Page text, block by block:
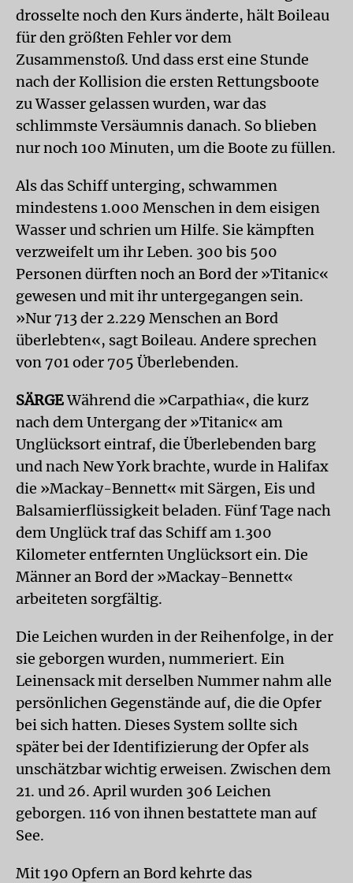
drosselte noch den Kurs änderte, hält Boileau
für den größten Fehler vor dem
Zusammenstoß. Und dass erst eine Stunde
nach der Kollision die ersten Rettungsboote
zu Wasser gelassen wurden, war das
schlimmste Versäumnis danach. So blieben
nur noch 100 Minuten, um die Boote zu füllen.
Als das Schiff unterging, schwammen
mindestens 1.000 Menschen in dem eisigen
Wasser und schrien um Hilfe. Sie kämpften
verzweifelt um ihr Leben. 300 bis 500
Personen dürften noch an Bord der »Titanic«
gewesen und mit ihr untergegangen sein.
»Nur 713 der 2.229 Menschen an Bord
überlebten«, sagt Boileau. Andere sprechen
von 701 oder 705 Überlebenden.
SÄRGEWährend die »Carpathia«, die kurz
nach dem Untergang der »Titanic« am
Unglücksort eintraf, die Überlebenden barg
und nach New York brachte, wurde in Halifax
die »Mackay-Bennett« mit Särgen, Eis und
Balsamierflüssigkeit beladen. Fünf Tage nach
dem Unglück traf das Schiff am 1.300
Kilometer entfernten Unglücksort ein. Die
Männer an Bord der »Mackay-Bennett«
arbeiteten sorgfältig.
Die Leichen wurden in der Reihenfolge, in der
sie geborgen wurden, nummeriert. Ein
Leinensack mit derselben Nummer nahm alle
persönlichen Gegenstände auf, die die Opfer
bei sich hatten. Dieses System sollte sich
später bei der Identifizierung der Opfer als
unschätzbar wichtig erweisen. Zwischen dem
21. und 26. April wurden 306 Leichen
geborgen. 116 von ihnen bestattete man auf
See.
Mit 190 Opfern an Bord kehrte das